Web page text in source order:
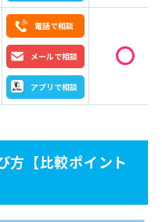
入っていたのか？
菌がセットです
ってくるとは…
せない「硬い」対策
らなかったのか？
電話で相談
メールで相談
アプリで相談
方【比較ポイント